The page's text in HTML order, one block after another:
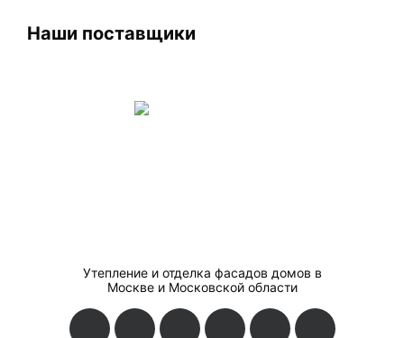
Наши поставщики
Утепление и отделка фасадов домов в
Москве и Московской области